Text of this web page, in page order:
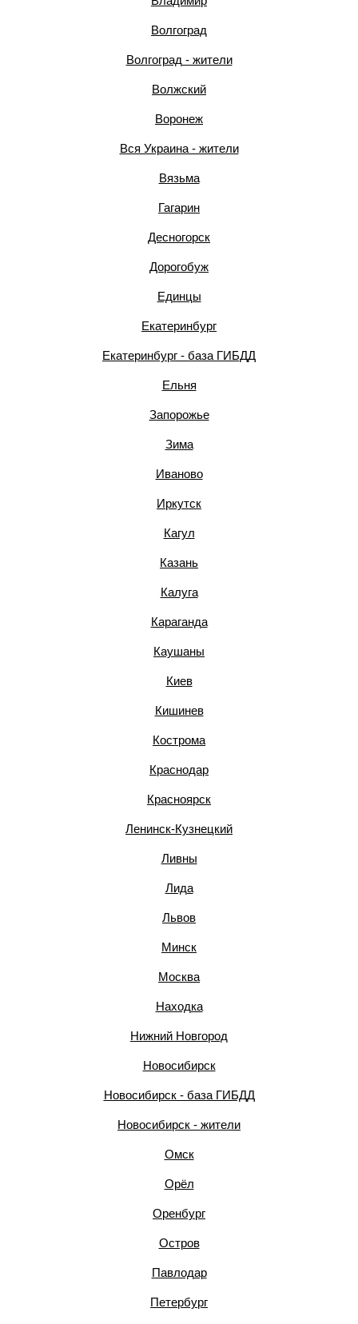
Волгоград
Волгоград - жители
Волжский
Воронеж
Вся Украина - жители
Вязьма
Гагарин
Десногорск
Дорогобуж
Единцы
Екатеринбург
Екатеринбург - база ГИБДД
Ельня
Запорожье
Зима
Иваново
Иркутск
Кагул
Казань
Калуга
Караганда
Каушаны
Киев
Кишинев
Кострома
Краснодар
Красноярск
Ленинск-Кузнецкий
Ливны
Лида
Львов
Минск
Москва
Находка
Нижний Новгород
Новосибирск
Новосибирск - база ГИБДД
Новосибирск - жители
Омск
Орёл
Оренбург
Остров
Павлодар
Петербург